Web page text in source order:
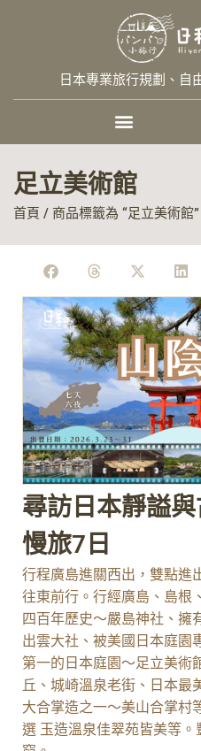
日本專業旅行規劃、自
足立美術館
首頁 / 商品標籤為 “足立美術館”
尋訪日本靜謚
慢旅7日
行程廣島進關西出，雙點進
往東前行。行經廣島、島根
四百年歷史～嚴島神社、擁
出雲大社、被美國日本庭園
第一的日本庭園～足立美術
丘、城崎溫泉老街、日本最
大合掌造之一～美山合掌村
選 玉造溫泉佳翠苑皆美等